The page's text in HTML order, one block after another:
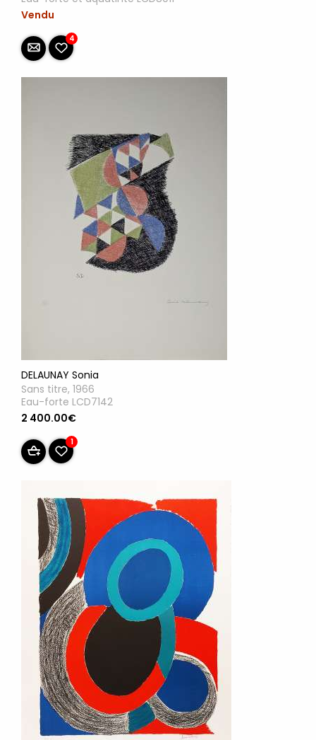
Vendu
4
DELAUNAY Sonia
Sans titre, 1966
Eau-forte LCD7142
2 400.00€
1